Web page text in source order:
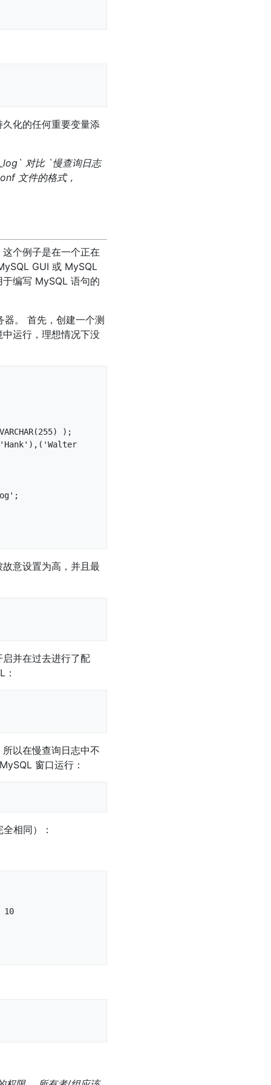
化的任何重要变量添
对比 `慢查询日志
文件的格式，
个例子是在一个正在
GUI 或 MySQL
编写 MySQL 语句的
。 首先，创建一个测
运行，理想情况下没
);
意设置为高，并且最
并在过去进行了配
以在慢查询日志中不
窗口运行：
相同）：
10